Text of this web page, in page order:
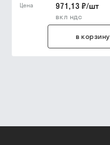
Цена
971,13 ₽/шт
вкл ндс
в корзину